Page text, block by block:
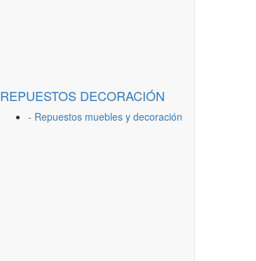
REPUESTOS DECORACIÓN
- Repuestos muebles y decoración